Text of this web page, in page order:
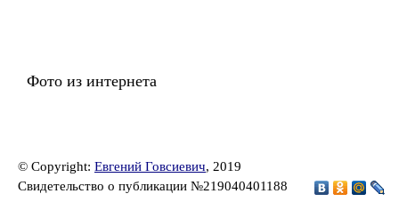
Фото из интернета
© Copyright: Евгений Говсиевич, 2019
Свидетельство о публикации №219040401188